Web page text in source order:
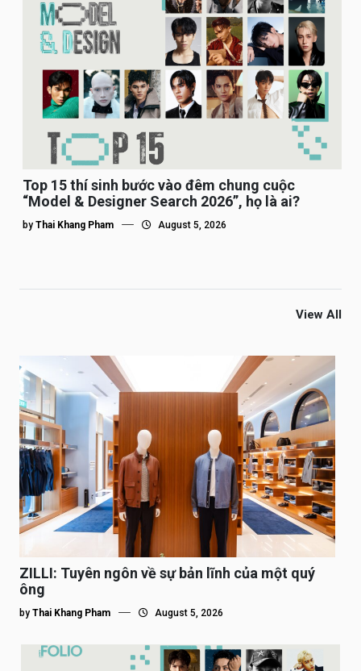
Top 15 thí sinh bước vào đêm chung cuộc
“Model & Designer Search 2026”, họ là ai?
by Thai Khang Pham August 5, 2026
View All
ZILLI: Tuyên ngôn về sự bản lĩnh của một quý
ông
by Thai Khang Pham August 5, 2026